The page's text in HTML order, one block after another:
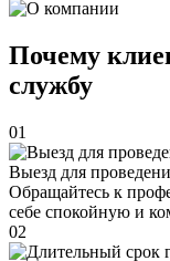
Почему
службу
01
Выезд для
Обращайтесь к
себе спокойную и
02